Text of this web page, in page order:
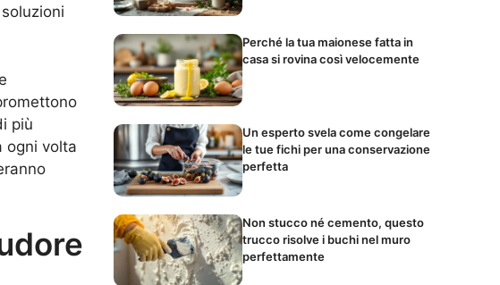
più
ogni volta
Perché la tua maionese fatta in
casa si rovina così velocemente
Un esperto svela come congelare
le tue fichi per una conservazione
perfetta
Non stucco né cemento, questo
trucco risolve i buchi nel muro
perfettamente